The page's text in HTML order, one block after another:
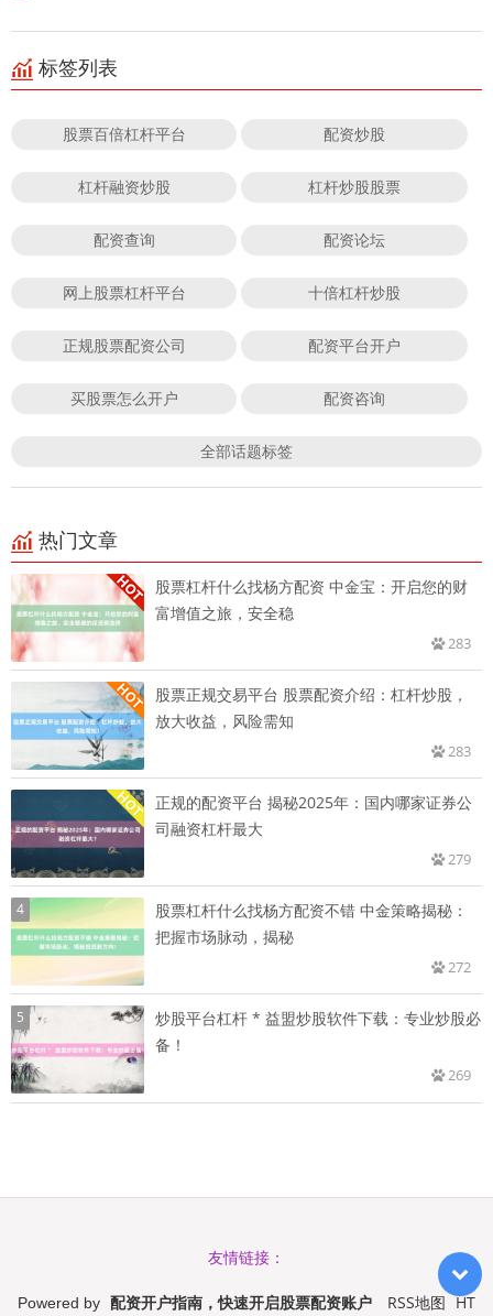
标签列表
股票百倍杠杆平台 配资炒股
杠杆融资炒股 杠杆炒股股票
配资查询 配资论坛
网上股票杠杆平台 十倍杠杆炒股
正规股票配资公司 配资平台开户
买股票怎么开户 配资咨询
全部话题标签
热门文章
股票杠杆什么找杨方配资 中金宝：开启您的财
富增值之旅，安全稳
283
股票正规交易平台 股票配资介绍：杠杆炒股，
放大收益，风险需知
283
正规的配资平台 揭秘2025年：国内哪家证券公
司融资杠杆最大
279
4
股票杠杆什么找杨方配资不错 中金策略揭秘：
把握市场脉动，揭秘
272
5
炒股平台杠杆 * 益盟炒股软件下载：专业炒股必
备！
269
友情链接：
Powered by 配资开户指南，快速开启股票配资账户 RSS地图 HT